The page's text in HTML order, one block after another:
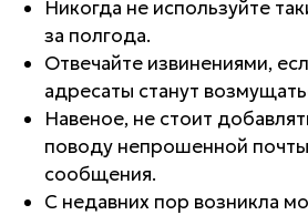
Никогда не используйте
за полгода.
Отвечайте извинениями,
адресаты станут
Навеное, не стоит
поводу непрошенной почты
сообщения.
С недавних пор возникла